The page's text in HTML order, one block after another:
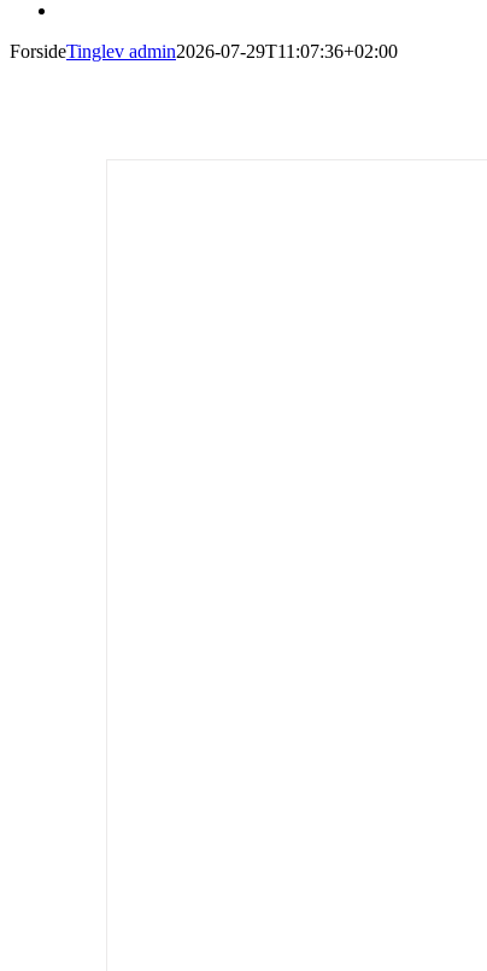
ForsideTinglev admin2026-07-29T11:07:36+02:00